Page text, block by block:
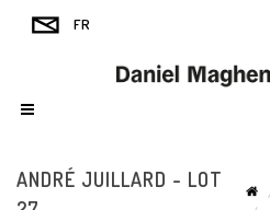
ANDRÉ JUILLARD - LOT